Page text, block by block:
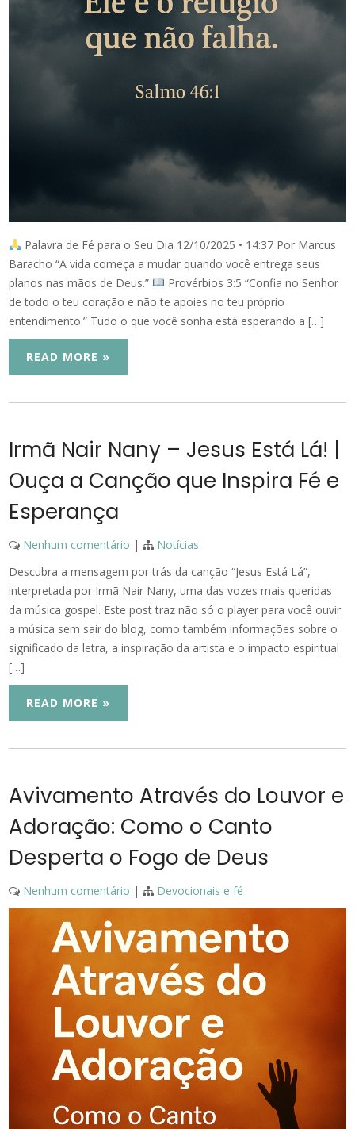
Palavra de Fé para o Seu Dia 12/10/2025 • 14:37 Por Marcus
Baracho “A vida começa a mudar quando você entrega seus
planos nas mãos de Deus.”
Provérbios 3:5 “Confia no Senhor
de todo o teu coração e não te apoies no teu próprio
entendimento.” Tudo o que você sonha está esperando a […]
READ MORE »
Irmã Nair Nany – Jesus Está Lá! |
Ouça a Canção que Inspira Fé e
Esperança
Nenhum comentário |
Notícias
Descubra a mensagem por trás da canção “Jesus Está Lá”,
interpretada por Irmã Nair Nany, uma das vozes mais queridas
da música gospel. Este post traz não só o player para você ouvir
a música sem sair do blog, como também informações sobre o
significado da letra, a inspiração da artista e o impacto espiritual
[…]
READ MORE »
Avivamento Através do Louvor e
Adoração: Como o Canto
Desperta o Fogo de Deus
Nenhum comentário | Devocionais e fé